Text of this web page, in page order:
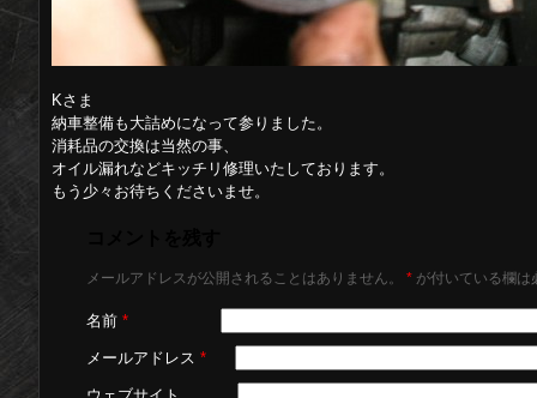
Kさま
納車整備も大詰めになって参りました。
消耗品の交換は当然の事、
オイル漏れなどキッチリ修理いたしております。
もう少々お待ちくださいませ。
メールアドレスが公開されることはありません。 * が付いている欄は
名前 *
メールアドレス *